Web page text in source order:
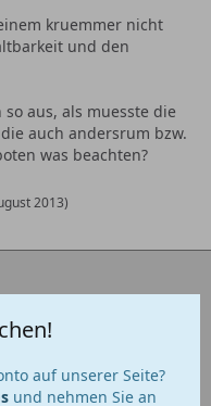
kruemmer nicht
und den
aus, als muesste die
auch andersrum bzw.
was beachten?
2013)
auf unserer Seite?
und nehmen Sie an